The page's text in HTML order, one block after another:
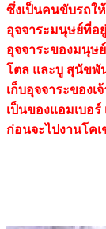
ซึ่งเป็นคนขับรถใ
อุจจาระมนุษย์ที่อ
อุจจาระของมนุษ
โตล และบู สุนัขพัน
เก็บอุจจาระของ
เป็นของแอมเบอ
ก่อนจะไปงานโค